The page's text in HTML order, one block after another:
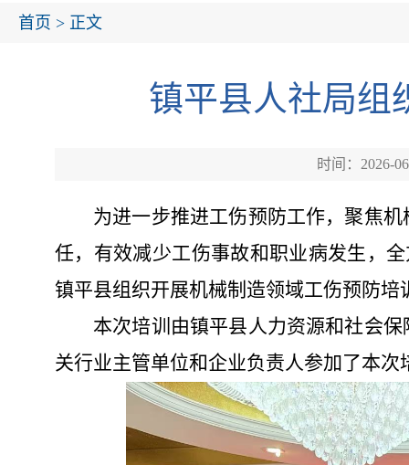
首页 > 正文
镇平县人社局组
时间：2026-
为进一步推进工伤预防工作，聚焦
任，有效减少工伤事故和职业病发生，
镇平县组织开展机械制造领域工伤预防培
本次培训由镇平县人力资源和社会保
关行业主管单位和企业负责人参加了本次